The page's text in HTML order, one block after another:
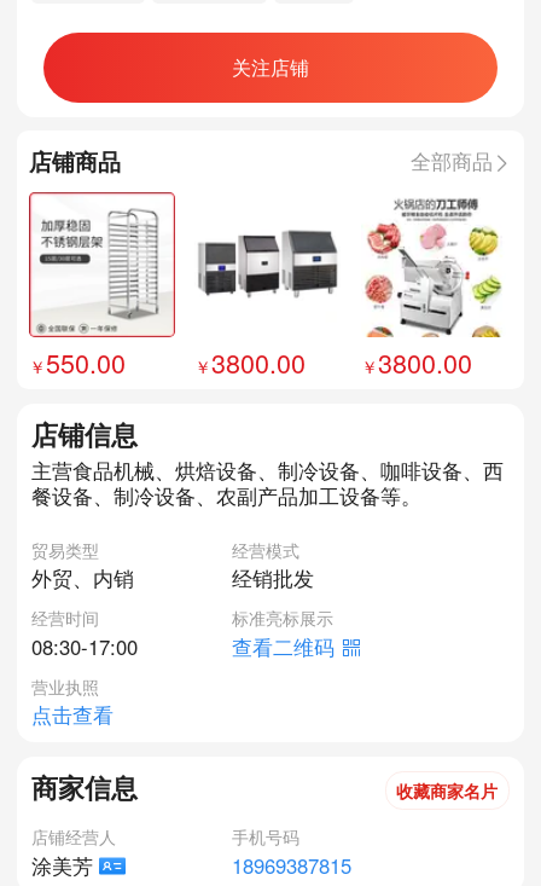
关注店铺
店铺商品 全部商品
550.00 3800.00
3800.00
店铺信息
主营食品机械、烘焙设备、制冷设备、咖啡设备、西
餐设备、制冷设备、农副产品加工设备等。
贸易类型
外贸、内销
经营模式
经销批发
经营时间
08:30-17:00
标准亮标展示
查看二维码
营业执照
点击查看
商家信息
收藏商家名片
店铺经营人
涂美芳
手机号码
18969387815